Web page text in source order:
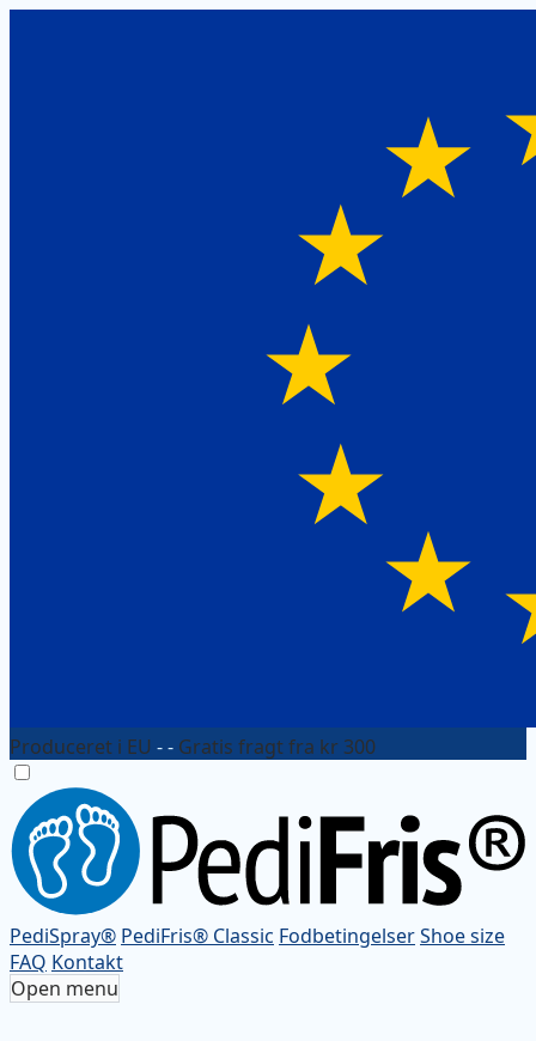
Produceret i EU - - Gratis fragt fra kr 300
PediSpray® PediFris® Classic FodbetingelserShoe size
FAQ Kontakt
Open menu